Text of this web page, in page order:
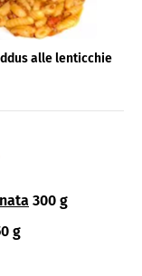
alle lenticchie
300 g
g